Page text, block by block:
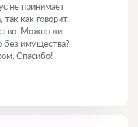
не принимает
как говорит,
Можно ли
без имущества?
Спасибо!